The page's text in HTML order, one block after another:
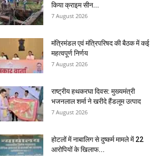
किया क्राइम सीन...
7 August 2026
मंत्रिमंडल एवं मंत्रिपरिषद की बैठक में कई
महत्वपूर्ण निर्णय
7 August 2026
राष्ट्रीय हथकरघा दिवस: मुख्यमंत्री
भजनलाल शर्मा ने खरीदे हैंडलूम उत्पाद
7 August 2026
होटलों में नाबालिग से दुष्कर्म मामले में 22
आरोपियों के खिलाफ...